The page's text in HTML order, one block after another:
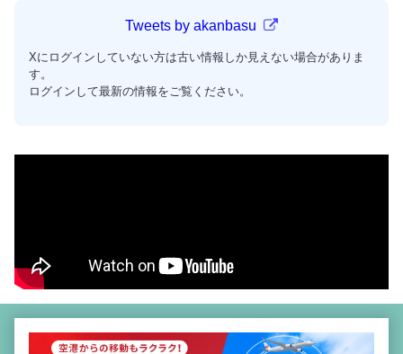
Tweets by akanbasu
Xにログインしていない方は古い情報しか見えない場合がありま
す。
ログインして最新の情報をご覧ください。